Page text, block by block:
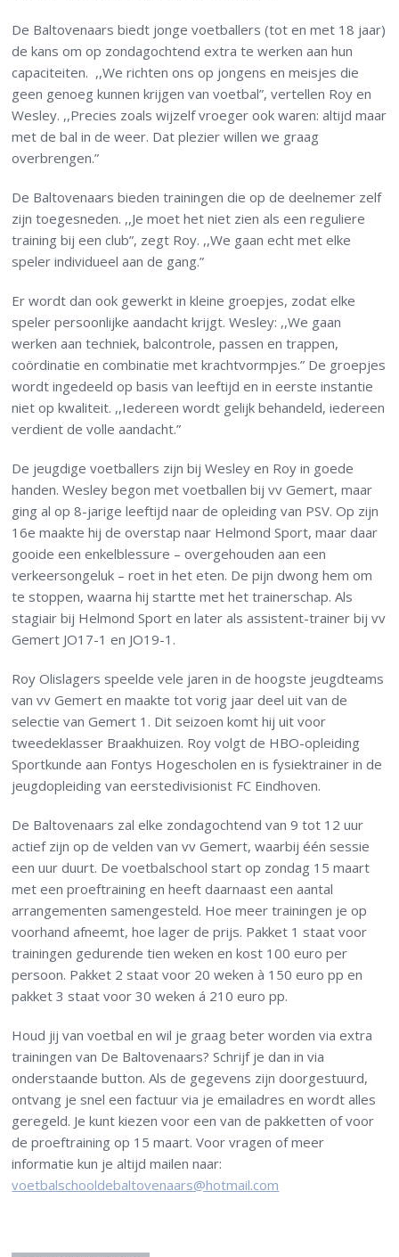
De Baltovenaars biedt jonge voetballers (tot en met 18 jaar)
de kans om op zondagochtend extra te werken aan hun
capaciteiten. ,,We richten ons op jongens en meisjes die
geen genoeg kunnen krijgen van voetbal”, vertellen Roy en
Wesley. ,,Precies zoals wijzelf vroeger ook waren: altijd maar
met de bal in de weer. Dat plezier willen we graag
overbrengen.”
De Baltovenaars bieden trainingen die op de deelnemer zelf
zijn toegesneden. ,,Je moet het niet zien als een reguliere
training bij een club”, zegt Roy. ,,We gaan echt met elke
speler individueel aan de gang.”
Er wordt dan ook gewerkt in kleine groepjes, zodat elke
speler persoonlijke aandacht krijgt. Wesley: ,,We gaan
werken aan techniek, balcontrole, passen en trappen,
coördinatie en combinatie met krachtvormpjes.” De groepjes
wordt ingedeeld op basis van leeftijd en in eerste instantie
niet op kwaliteit. ,,Iedereen wordt gelijk behandeld, iedereen
verdient de volle aandacht.”
De jeugdige voetballers zijn bij Wesley en Roy in goede
handen. Wesley begon met voetballen bij vv Gemert, maar
ging al op 8-jarige leeftijd naar de opleiding van PSV. Op zijn
16e maakte hij de overstap naar Helmond Sport, maar daar
gooide een enkelblessure – overgehouden aan een
verkeersongeluk – roet in het eten. De pijn dwong hem om
te stoppen, waarna hij startte met het trainerschap. Als
stagiair bij Helmond Sport en later als assistent-trainer bij vv
Gemert JO17-1 en JO19-1.
Roy Olislagers speelde vele jaren in de hoogste jeugdteams
van vv Gemert en maakte tot vorig jaar deel uit van de
selectie van Gemert 1. Dit seizoen komt hij uit voor
tweedeklasser Braakhuizen. Roy volgt de HBO-opleiding
Sportkunde aan Fontys Hogescholen en is fysiektrainer in de
jeugdopleiding van eerstedivisionist FC Eindhoven.
De Baltovenaars zal elke zondagochtend van 9 tot 12 uur
actief zijn op de velden van vv Gemert, waarbij één sessie
een uur duurt. De voetbalschool start op zondag 15 maart
met een proeftraining en heeft daarnaast een aantal
arrangementen samengesteld. Hoe meer trainingen je op
voorhand afneemt, hoe lager de prijs. Pakket 1 staat voor
trainingen gedurende tien weken en kost 100 euro per
persoon. Pakket 2 staat voor 20 weken à 150 euro pp en
pakket 3 staat voor 30 weken á 210 euro pp.
Houd jij van voetbal en wil je graag beter worden via extra
trainingen van De Baltovenaars? Schrijf je dan in via
onderstaande button. Als de gegevens zijn doorgestuurd,
ontvang je snel een factuur via je emailadres en wordt alles
geregeld. Je kunt kiezen voor een van de pakketten of voor
de proeftraining op 15 maart. Voor vragen of meer
informatie kun je altijd mailen naar:
voetbalschooldebaltovenaars@hotmail.com